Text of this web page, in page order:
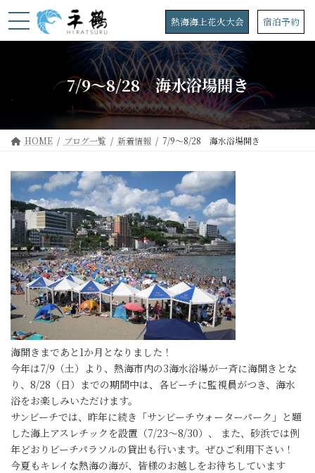
ン
プ
ビ
動
熱海海上花火大会 宿泊予約
7/9～8/28 海水浴場開き
HOME ブログ一覧 新着情報 7/9～8/28 海水浴場開き
海開きまであと1か月となりました！
今年は7/9（土）より、熱海市内の3海水浴場が一斉に海開きとな
り、8/28（日）までの期間中は、各ビーチに監視員がつき、海水
浴をお楽しみいただけます。
サンビーチでは、昨年に続き「サンビーチウォーターパーク」と題
した海上アスレチックを設置（7/23～8/30）、 また、砂浜では例
年どおりビーチパラソルの貸出も行います。ぜひご利用下さい！
今夏もキレイな熱海の海が、皆様のお越しをお待ちしています